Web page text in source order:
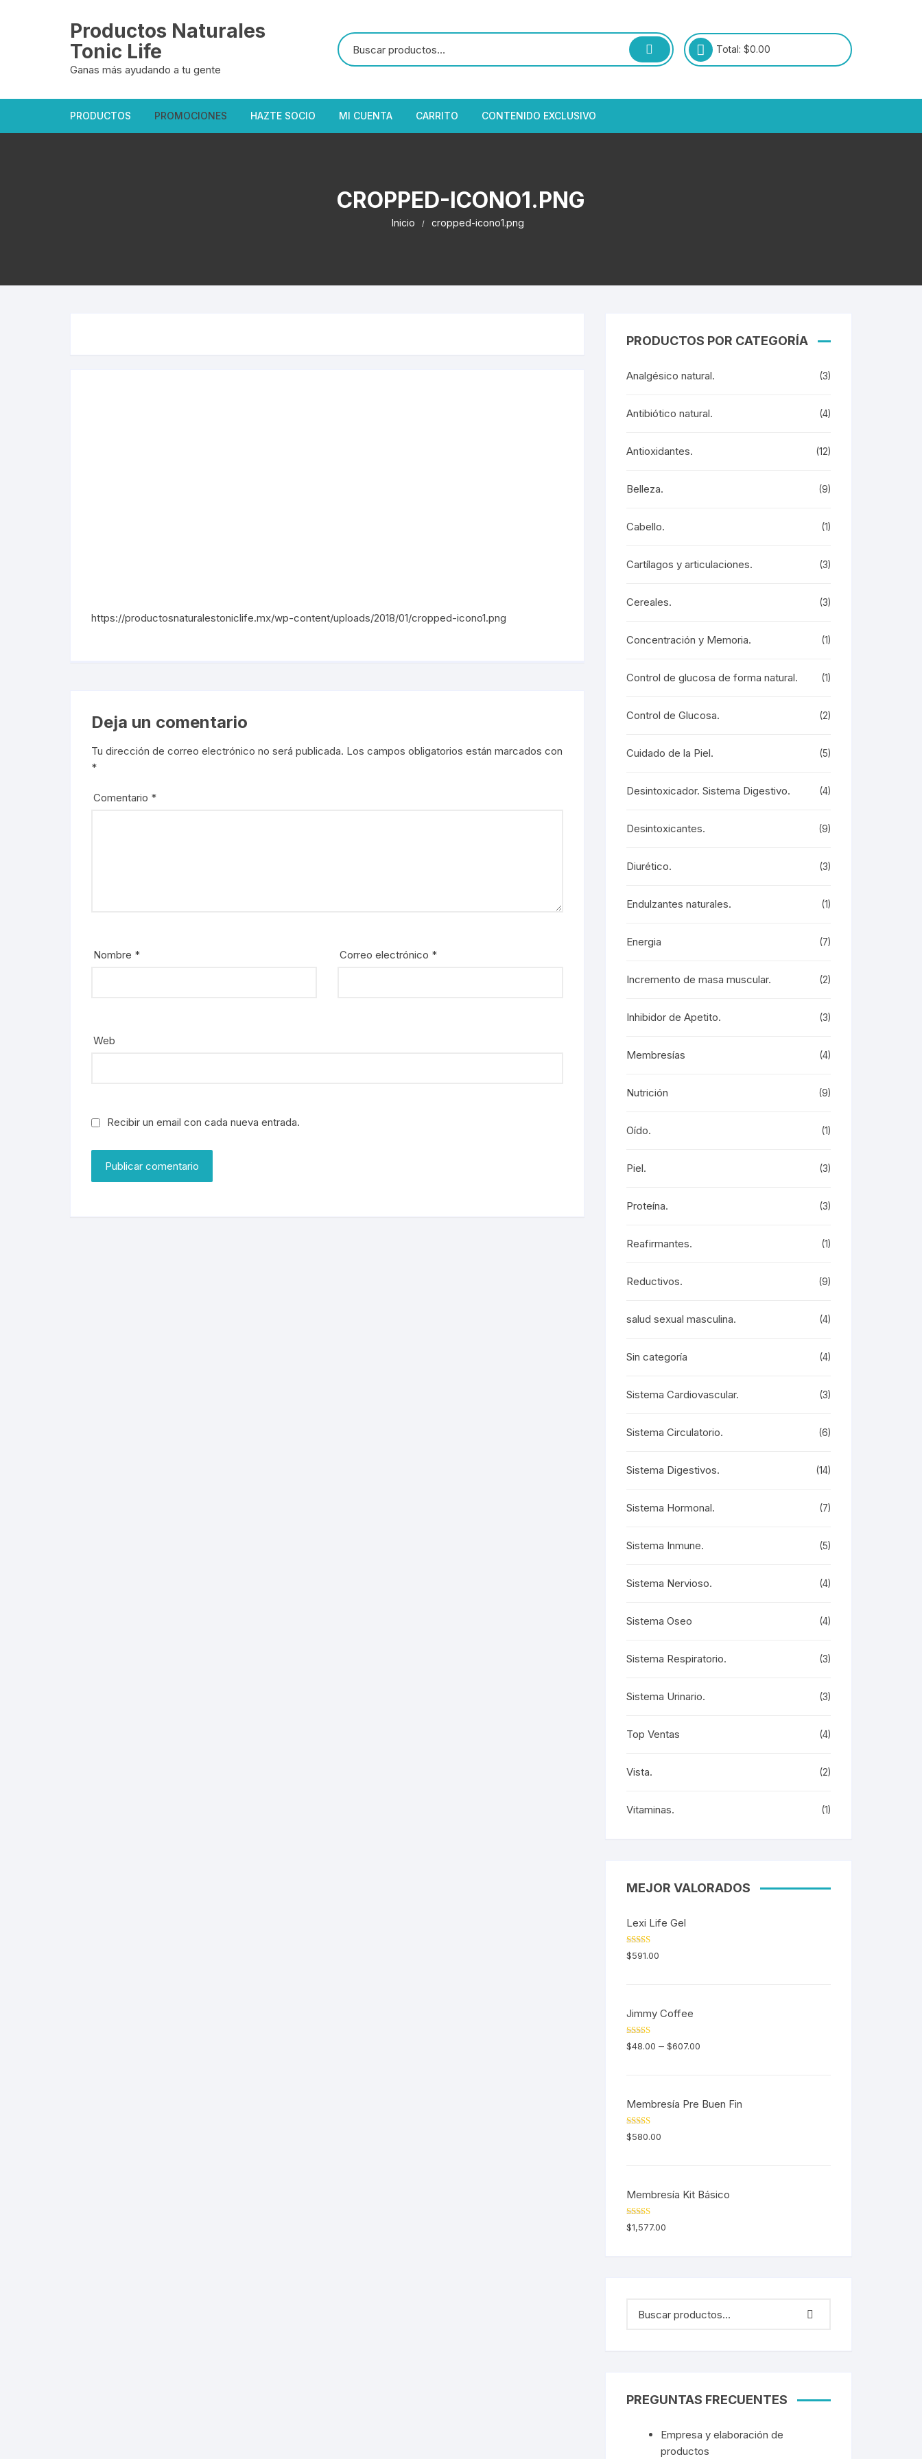
Productos Naturales
Tonic Life
Ganas más ayudando a tu gente
Total: $0.00
PRODUCTOS PROMOCIONES HAZTE SOCIO MI CUENTA CARRITO CONTENIDO EXCLUSIVO
CROPPED-ICONO1.PNG
Inicio cropped-icono1.png
https://productosnaturalestoniclife.mx/wp-content/uploads/2018/01/cropped-icono1.png
Deja un comentario
Tu dirección de correo electrónico no será publicada. Los campos obligatorios están marcados con
*
Comentario *
Nombre * Correo electrónico *
Web
Recibir un email con cada nueva entrada.
PRODUCTOS POR CATEGORÍA
Analgésico natural. (3)
Antibiótico natural. (4)
Antioxidantes. (12)
Belleza. (9)
Cabello. (1)
Cartílagos y articulaciones. (3)
Cereales. (3)
Concentración y Memoria. (1)
Control de glucosa de forma natural. (1)
Control de Glucosa. (2)
Cuidado de la Piel. (5)
Desintoxicador. Sistema Digestivo. (4)
Desintoxicantes. (9)
Diurético. (3)
Endulzantes naturales. (1)
Energia (7)
Incremento de masa muscular. (2)
Inhibidor de Apetito. (3)
Membresías (4)
Nutrición (9)
Oído. (1)
Piel. (3)
Proteína. (3)
Reafirmantes. (1)
Reductivos. (9)
salud sexual masculina. (4)
Sin categoría (4)
Sistema Cardiovascular. (3)
Sistema Circulatorio. (6)
Sistema Digestivos. (14)
Sistema Hormonal. (7)
Sistema Inmune. (5)
Sistema Nervioso. (4)
Sistema Oseo (4)
Sistema Respiratorio. (3)
Sistema Urinario. (3)
Top Ventas (4)
Vista. (2)
Vitaminas. (1)
MEJOR VALORADOS
Lexi Life Gel
Valorado en
5.00 de 5
$591.00
Jimmy Coffee
Valorado en
5.00de 5
$48.00 – $607.00
Membresía Pre Buen Fin
Valorado en
5.00de 5
$580.00
Membresía Kit Básico
Valorado en
5.00 de 5
$1,577.00
PREGUNTAS FRECUENTES
Empresa y elaboración de
productos